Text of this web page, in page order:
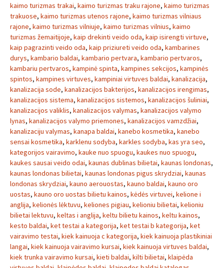
kaimo turizmas trakai, kaimo turizmas traku rajone, kaimo turizmas
trakuose, kaimo turizmas utenos rajone, kaimo turizmas vilniaus
rajone, kaimo turizmas vilniuje, kaimo turizmas vilnius, kaimo
turizmas žemaitijoje, kaip drekinti veido oda, kaip isirengti virtuve,
kaip pagrazinti veido oda, kaip priziureti veido oda, kambarines
durys, kambario baldai, kambario pertvara, kambario pertvaros,
kambariu pertvaros, kampinė spinta, kampines sekcijos, kampinės
spintos, kampines virtuves, kampiniai virtuves baldai, kanalizacija,
kanalizacija sode, kanalizacijos bakterijos, kanalizacijos irengimas,
kanalizacijos sistema, kanalizacijos sistemos, kanalizacijos šuliniai,
kanalizacijos valiklis, kanalizacijos valymas, kanalizacijos valymo
lynas, kanalizacijos valymo priemones, kanalizacijos vamzdžiai,
kanalizaciju valymas, kanapa baldai, kanebo kosmetika, kanebo
sensai kosmetika, karklenu sodyba, karkles sodyba, kas yra seo,
kategorijos vairavimo, kauke nuo spuogu, kaukes nuo spuogu,
kaukes sausai veido odai, kaunas dublinas bilietai, kaunas londonas,
kaunas londonas bilietai, kaunas londonas pigus skrydziai, kaunas
londonas skrydziai, kauno aerouostas, kauno baldai, kauno oro
uostas, kauno oro uostas bilietu kainos, kėdės virtuvei, kelione i
anglija, kelionės lėktuvu, keliones pigiau, kelioniu bilietai, kelioniu
bilietai lektuvu, keltas i anglija, keltu bilietu kainos, keltu kainos,
kesto baldai, ket testai a kategorija, ket testai b kategorija, ket
vairavimo testai, kiek kainuoja c kategorija, kiek kainuoja plastikiniai
langai, kiek kainuoja vairavimo kursai, kiek kainuoja virtuves baldai,
kiek trunka vairavimo kursai, kieti baldai, kilti bilietai, klaipėda